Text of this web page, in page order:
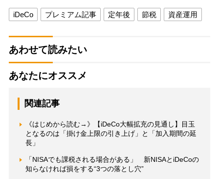
iDeCo プレミアム記事 定年後 節税 資産運用
あわせて読みたい
あなたにオススメ
関連記事
《はじめから読む→》【iDeCo大幅拡充の見通し】目玉
となるのは「掛け金上限の引き上げ」と「加入期間の延
長」
「NISAでも課税される場合がある」 新NISAとiDeCoの
知らなければ損をする“3つの落とし穴”